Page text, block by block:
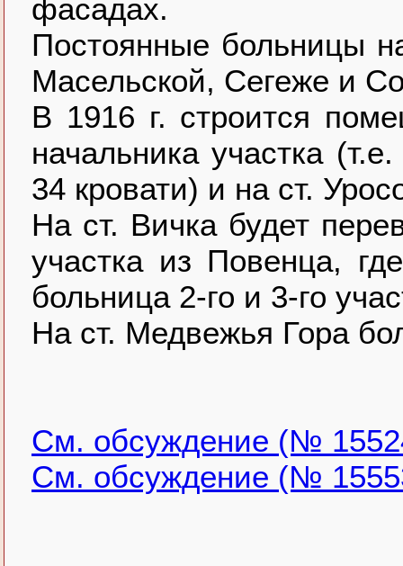
фасадах.
Постоянные больницы
Масельской, Сегеже и
В 1916 г. строится
начальника участка
34 кровати) и на ст.
На ст. Вичка будет
участка из Повенца,
больница 2-го и 3-го
На ст. Медвежья Гора
См. обсуждение (№
См. обсуждение (№